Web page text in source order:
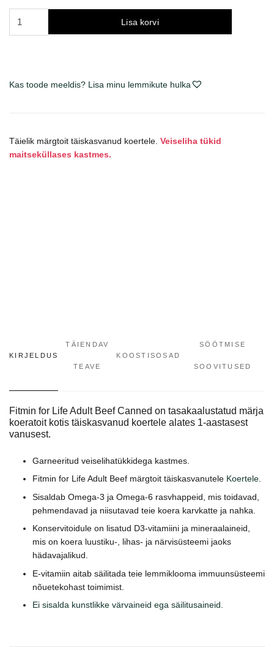
konservai
Lisa korvi
Kas toode meeldis? Lisa minu lemmikute hulka
Täielik märgtoit täiskasvanud koertele. Veiseliha tükid
maitseküllases kastmes.
KIRJELDUS
TÄIENDAV
TEAVE
KOOSTISOSAD
SÖÖTMISE
SOOVITUSED
Fitmin for Life Adult Beef Canned on tasakaalustatud märja
koeratoit kotis täiskasvanud koertele alates 1-aastasest
vanusest.
Garneeritud veiselihatükkidega kastmes.
Fitmin for Life Adult Beef märgtoit täiskasvanutele Koertele.
Sisaldab Omega-3 ja Omega-6 rasvhappeid, mis toidavad,
pehmendavad ja niisutavad teie koera karvkatte ja nahka.
Konservitoidule on lisatud D3-vitamiini ja mineraalaineid,
mis on koera luustiku-, lihas- ja närvisüsteemi jaoks
hädavajalikud.
E-vitamiin aitab säilitada teie lemmiklooma immuunsüsteemi
nõuetekohast toimimist.
Ei sisalda kunstlikke värvaineid ega säilitusaineid